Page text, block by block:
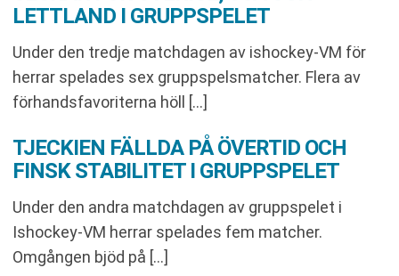
LETTLAND I GRUPPSPELET
Under den tredje matchdagen av ishockey-VM för
herrar spelades sex gruppspelsmatcher. Flera av
förhandsfavoriterna höll […]
TJECKIEN FÄLLDA PÅ ÖVERTID OCH
FINSK STABILITET I GRUPPSPELET
Under den andra matchdagen av gruppspelet i
Ishockey-VM herrar spelades fem matcher.
Omgången bjöd på […]